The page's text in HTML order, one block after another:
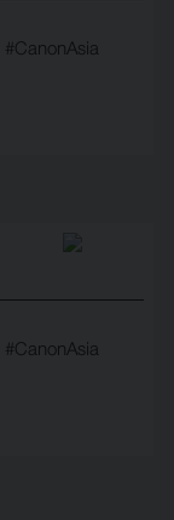
#CanonAsia
#CanonAsia